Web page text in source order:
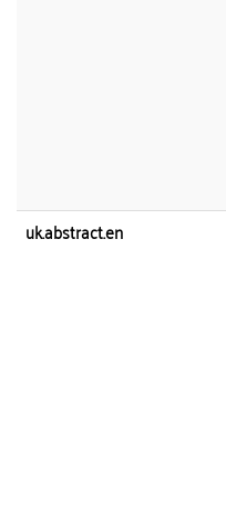
uk.abstract.en